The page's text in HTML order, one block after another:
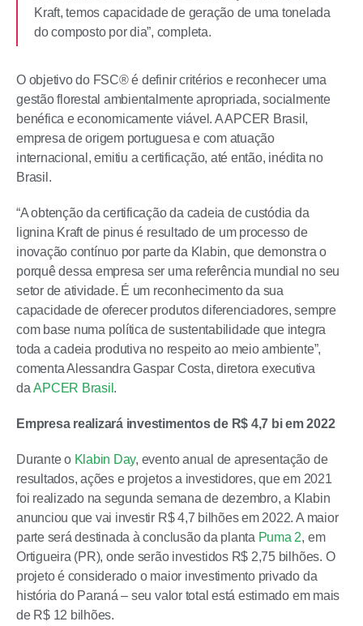
Kraft, temos capacidade de geração de uma tonelada
do composto por dia”, completa.
O objetivo do FSC® é definir critérios e reconhecer uma
gestão florestal ambientalmente apropriada, socialmente
benéfica e economicamente viável. A APCER Brasil,
empresa de origem portuguesa e com atuação
internacional, emitiu a certificação, até então, inédita no
Brasil.
“A obtenção da certificação da cadeia de custódia da
lignina Kraft de pinus é resultado de um processo de
inovação contínuo por parte da Klabin, que demonstra o
porquê dessa empresa ser uma referência mundial no seu
setor de atividade. É um reconhecimento da sua
capacidade de oferecer produtos diferenciadores, sempre
com base numa política de sustentabilidade que integra
toda a cadeia produtiva no respeito ao meio ambiente”,
comenta Alessandra Gaspar Costa, diretora executiva
daAPCER Brasil .
Empresa realizará investimentos de R$ 4,7 bi em 2022
Durante o Klabin Day, evento anual de apresentação de
resultados, ações e projetos a investidores, que em 2021
foi realizado na segunda semana de dezembro, a Klabin
anunciou que vai investir R$ 4,7 bilhões em 2022. A maior
parte será destinada à conclusão da planta Puma 2, em
Ortigueira (PR), onde serão investidos R$ 2,75 bilhões. O
projeto é considerado o maior investimento privado da
história do Paraná – seu valor total está estimado em mais
de R$ 12 bilhões.